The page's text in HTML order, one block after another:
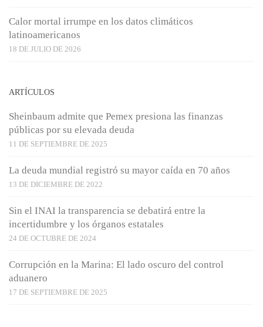
Calor mortal irrumpe en los datos climáticos
latinoamericanos
18 DE JULIO DE 2026
ARTÍCULOS
Sheinbaum admite que Pemex presiona las finanzas
públicas por su elevada deuda
11 DE SEPTIEMBRE DE 2025
La deuda mundial registró su mayor caída en 70 años
13 DE DICIEMBRE DE 2022
Sin el INAI la transparencia se debatirá entre la
incertidumbre y los órganos estatales
24 DE OCTUBRE DE 2024
Corrupción en la Marina: El lado oscuro del control
aduanero
17 DE SEPTIEMBRE DE 2025